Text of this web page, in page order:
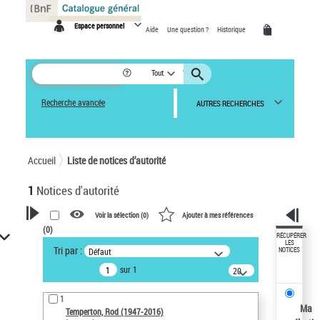
Espace personnel Aide Une question ? Historique
Tout
Recherche avancée AUTRES RECHERCHES
Accueil Liste de notices d’autorité
1 Notices d'autorité
VOTRE RECHERCHE
Recherche avancée dans les
notices d’autorité
Œuvres liées à l'auteur :
Temperton, Rod (1947-2016)
Voir la sélection (0) Ajouter à mes références
(0)
Tri par : Défaut
sur 1
20
résultats/page
1
Temperton, Rod (1947-2016)
RÉCUPÉRER
LES
NOTICES
Ma
Panneau de gestion des cookies